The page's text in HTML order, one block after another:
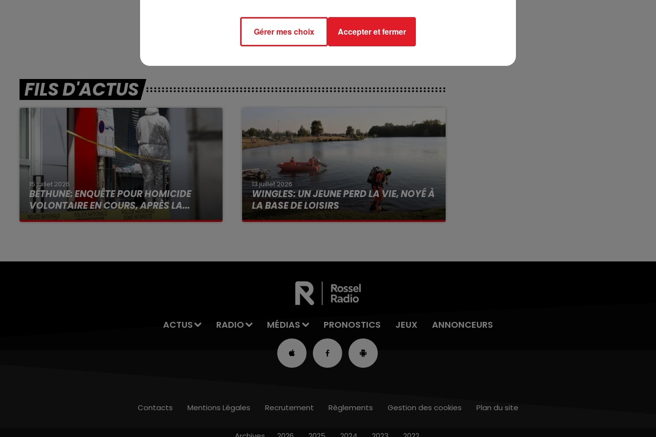
En direct des pistes :
FILS D'ACTUS
15 juillet 2026
BÉTHUNE: ENQUÊTE POUR HOMICIDE
VOLONTAIRE EN COURS, APRÈS LA...
Selon les premiers éléments, le logement
13 juillet 2026
WINGLES: UN JEUNE PERD LA VIE, NOYÉ À
LA BASE DE LOISIRS
La victime a coulé à pic
ACTUS RADIO MÉDIAS PRONOSTICS JEUX ANNONCEURS
Contacts Mentions Légales Recrutement Règlements Gestion des cookies Plan du site
Gérer mes choix Accepter et fermer